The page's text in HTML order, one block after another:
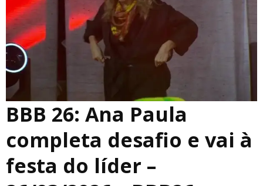
BBB 26: Ana Paula
completa desafio e vai à
festa do líder –